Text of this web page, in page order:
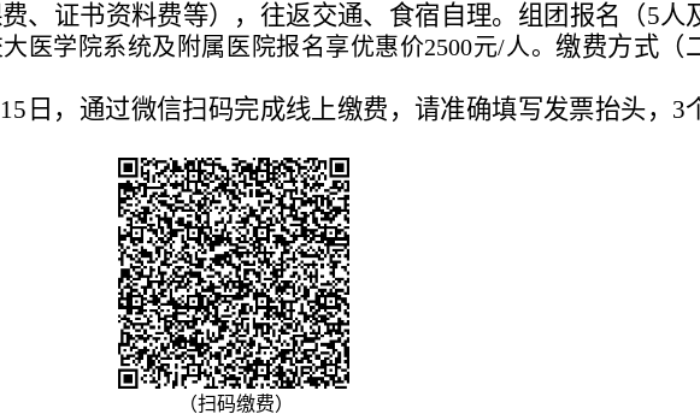
、证书资料费等），往返交通、食宿自理。组团报名（5人
医学院系统及附属医院报名享优惠价2500元/人。缴费方式（
日，通过微信扫码完成线上缴费，请准确填写发票抬头，3
（扫码缴费）